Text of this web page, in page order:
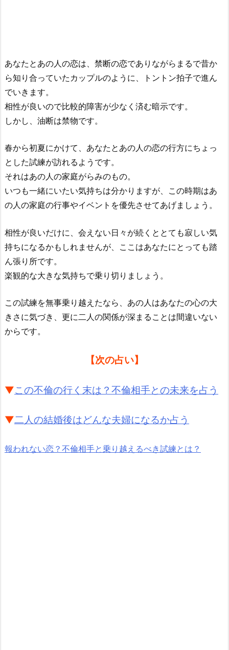
あなたとあの人の恋は、禁断の恋でありながらまるで昔か
ら知り合っていたカップルのように、トントン拍子で進ん
でいきます。
相性が良いので比較的障害が少なく済む暗示です。
しかし、油断は禁物です。
春から初夏にかけて、あなたとあの人の恋の行方にちょっ
とした試練が訪れるようです。
それはあの人の家庭がらみのもの。
いつも一緒にいたい気持ちは分かりますが、この時期はあ
の人の家庭の行事やイベントを優先させてあげましょう。
相性が良いだけに、会えない日々が続くととても寂しい気
持ちになるかもしれませんが、ここはあなたにとっても踏
ん張り所です。
楽観的な大きな気持ちで乗り切りましょう。
この試練を無事乗り越えたなら、あの人はあなたの心の大
きさに気づき、更に二人の関係が深まることは間違いない
からです。
【次の占い】
▼この不倫の行く末は？不倫相手との未来を占う
▼二人の結婚後はどんな夫婦になるか占う
報われない恋？不倫相手と乗り越えるべき試練とは？